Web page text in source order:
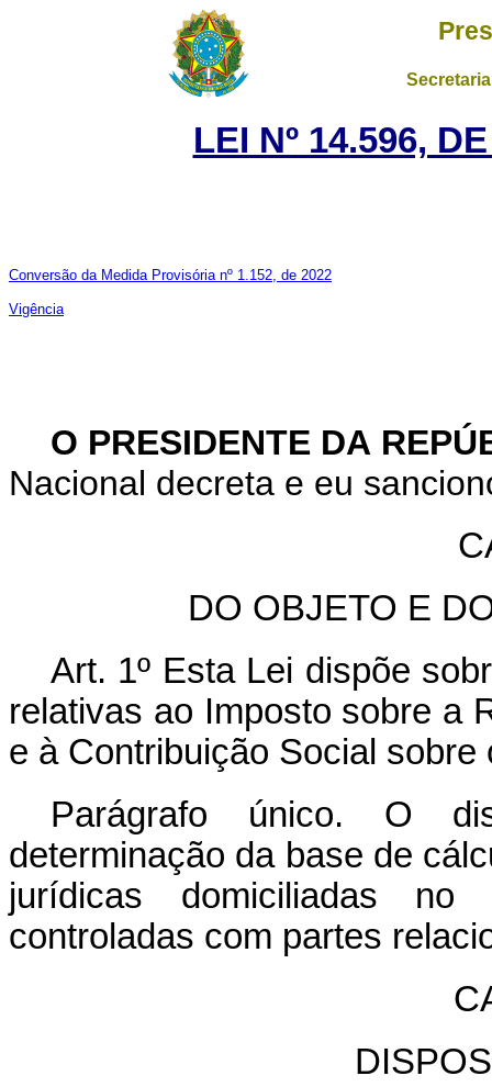
LEI Nº 14.596,
Conversão da Medida Provisória nº 1.152, de 2022
Vigência
O PRESIDENTE DA
Nacional decreta e eu
DO OBJETO E
Art. 1º Esta Lei dispõe
relativas ao Imposto sobre a
e à Contribuição Social
Parágrafo único. O
determinação da base de
jurídicas domiciliadas no
controladas com partes